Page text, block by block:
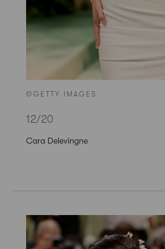
©GETTY IMAGES
12/20
Cara Delevingne